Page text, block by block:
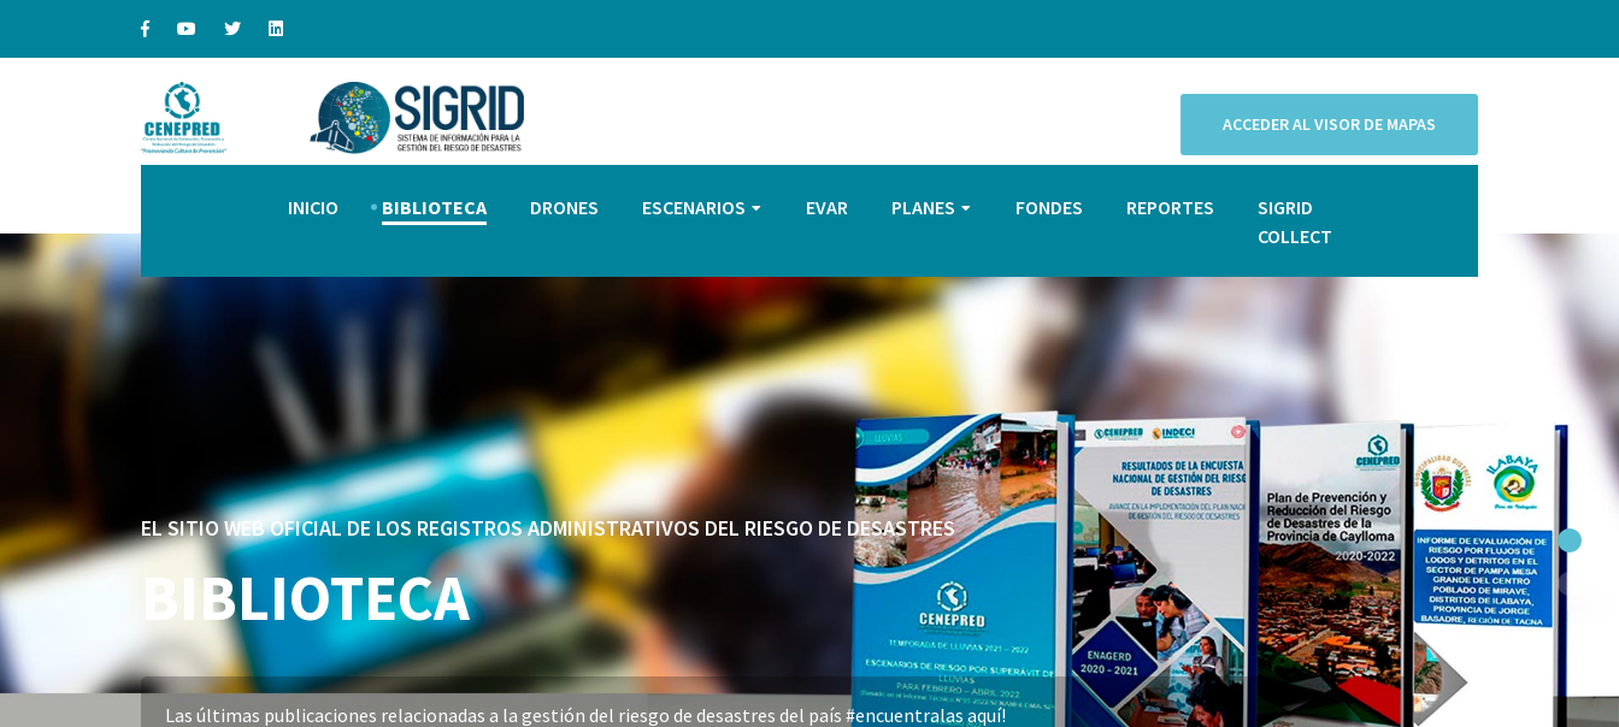
ACCEDER AL VISOR DE MAPAS
INICIO BIBLIOTECA DRONES ESCENARIOS EVAR PLANES FONDES REPORTES
SIGRID
COLLECT
EL SITIO WEB OFICIAL DE LOS REGISTROS ADMINISTRATIVOS DEL RIESGO DE DESASTRES
BIBLIOTECA
Las últimas publicaciones relacionadas a la gestión del riesgo de desastres del país #encuentralas aquí!